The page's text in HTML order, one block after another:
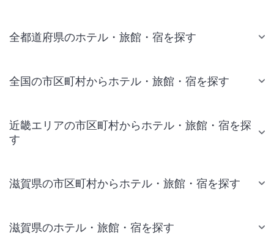
全都道府県のホテル・旅館・宿を探す
全国の市区町村からホテル・旅館・宿を探す
近畿エリアの市区町村からホテル・旅館・宿を探
す
滋賀県の市区町村からホテル・旅館・宿を探す
滋賀県のホテル・旅館・宿を探す